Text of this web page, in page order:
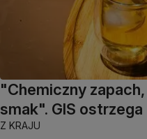
"Chemiczny
smak". GIS ostrzega
Z KRAJU